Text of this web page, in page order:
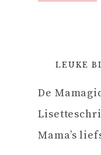
LEUKE
De
Mama’s